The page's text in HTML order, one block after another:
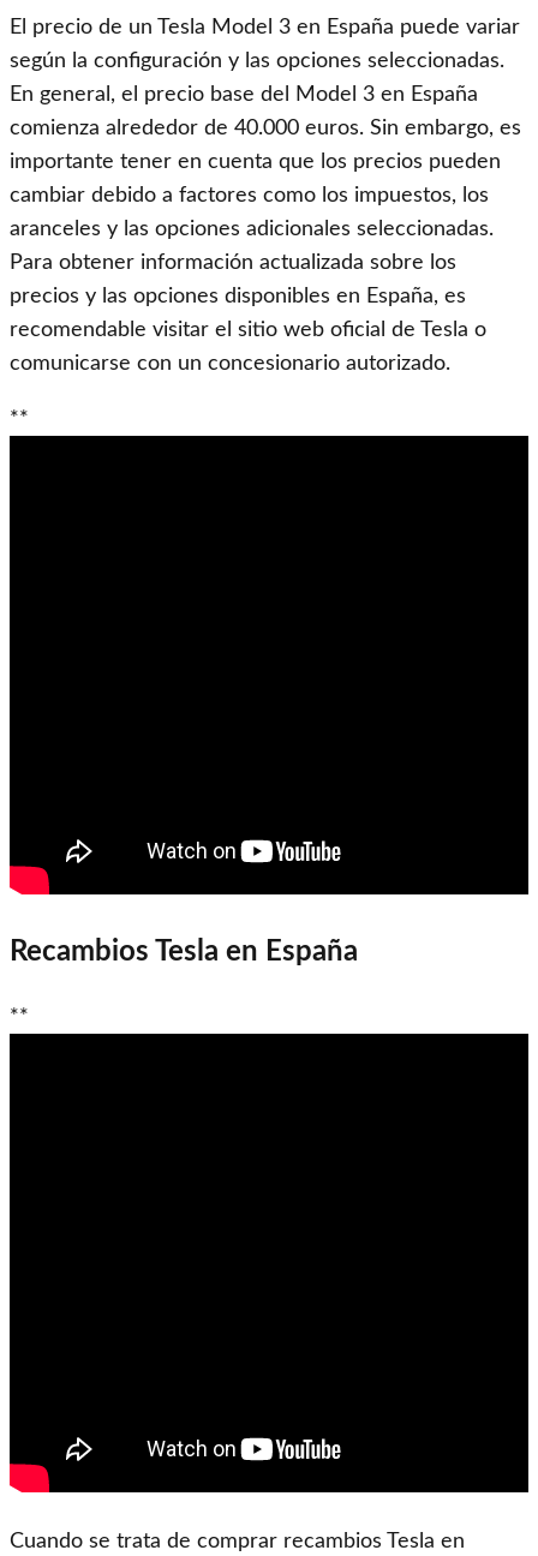
El precio de un Tesla Model 3 en España puede variar
según la configuración y las opciones seleccionadas.
En general, el precio base del Model 3 en España
comienza alrededor de 40.000 euros. Sin embargo, es
importante tener en cuenta que los precios pueden
cambiar debido a factores como los impuestos, los
aranceles y las opciones adicionales seleccionadas.
Para obtener información actualizada sobre los
precios y las opciones disponibles en España, es
recomendable visitar el sitio web oficial de Tesla o
comunicarse con un concesionario autorizado.
**
Recambios Tesla en España
**
Cuando se trata de comprar recambios Tesla en